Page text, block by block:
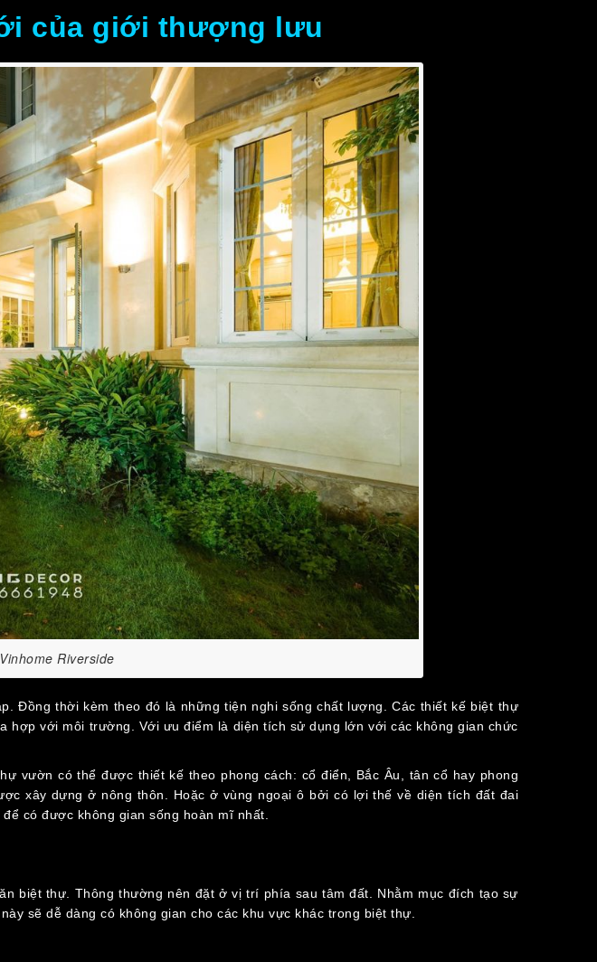
của giới thượng lưu
Riverside
Đồng thời kèm theo đó là những tiện nghi sống chất lượng. Các thiết kế biệt thự
với môi trường. Với ưu điểm là diện tích sử dụng lớn với các không gian chức
vườn có thể được thiết kế theo phong cách: cổ điển, Bắc Âu, tân cổ hay phong
xây dựng ở nông thôn. Hoặc ở vùng ngoại ô bởi có lợi thế về diện tích đất đai
có được không gian sống hoàn mĩ nhất.
biệt thự. Thông thường nên đặt ở vị trí phía sau tâm đất. Nhằm mục đích tạo sự
sẽ dễ dàng có không gian cho các khu vực khác trong biệt thự.